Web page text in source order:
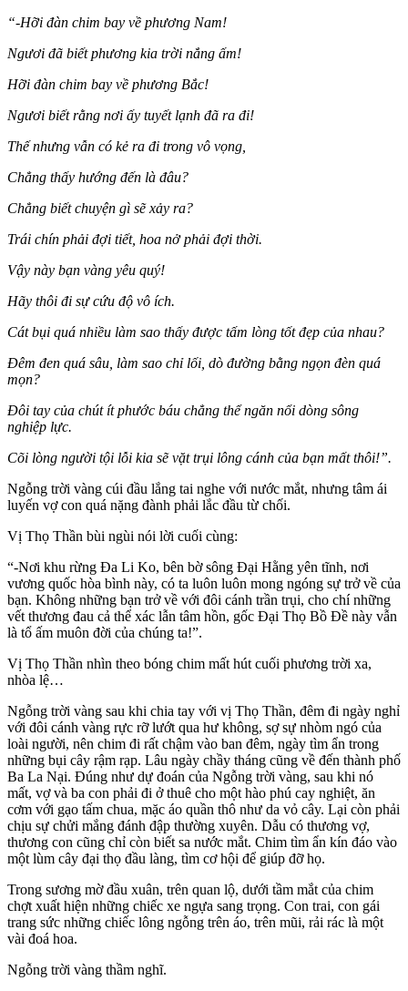
“-Hỡi đàn chim bay về phương Nam!
Ngươi đã biết phương kia trời nắng ấm!
Hỡi đàn chim bay về phương Bắc!
Ngươi biết rằng nơi ấy tuyết lạnh đã ra đi!
Thế nhưng vẫn có kẻ ra đi trong vô vọng,
Chẳng thấy hướng đến là đâu?
Chẳng biết chuyện gì sẽ xảy ra?
Trái chín phải đợi tiết, hoa nở phải đợi thời.
Vậy này bạn vàng yêu quý!
Hãy thôi đi sự cứu độ vô ích.
Cát bụi quá nhiều làm sao thấy được tấm lòng tốt đẹp của nhau?
Ðêm đen quá sâu, làm sao chỉ lối, dò đường bằng ngọn đèn quá
mọn?
Ðôi tay của chút ít phước báu chẳng thể ngăn nổi dòng sông
nghiệp lực.
Cõi lòng người tội lỗi kia sẽ vặt trụi lông cánh của bạn mất thôi!”.
Ngỗng trời vàng cúi đầu lắng tai nghe với nước mắt, nhưng tâm ái
luyến vợ con quá nặng đành phải lắc đầu từ chối.
Vị Thọ Thần bùi ngùi nói lời cuối cùng:
“-Nơi khu rừng Ða Li Ko, bên bờ sông Ðại Hằng yên tĩnh, nơi
vương quốc hòa bình này, có ta luôn luôn mong ngóng sự trở về của
bạn. Không những bạn trở về với đôi cánh trần trụi, cho chí những
vết thương đau cả thể xác lẫn tâm hồn, gốc Ðại Thọ Bồ Ðề này vẫn
là tổ ấm muôn đời của chúng ta!”.
Vị Thọ Thần nhìn theo bóng chim mất hút cuối phương trời xa,
nhòa lệ…
Ngỗng trời vàng sau khi chia tay với vị Thọ Thần, đêm đi ngày nghỉ
với đôi cánh vàng rực rỡ lướt qua hư không, sợ sự nhòm ngó của
loài người, nên chim đi rất chậm vào ban đêm, ngày tìm ẩn trong
những bụi cây rậm rạp. Lâu ngày chầy tháng cũng về đến thành phố
Ba La Nại. Ðúng như dự đoán của Ngỗng trời vàng, sau khi nó
mất, vợ và ba con phải đi ở thuê cho một hào phú cay nghiệt, ăn
cơm với gạo tấm chua, mặc áo quần thô như da vỏ cây. Lại còn phải
chịu sự chửi mắng đánh đập thường xuyên. Dẫu có thương vợ,
thương con cũng chỉ còn biết sa nước mắt. Chim tìm ẩn kín đáo vào
một lùm cây đại thọ đầu làng, tìm cơ hội để giúp đỡ họ.
Trong sương mờ đầu xuân, trên quan lộ, dưới tầm mắt của chim
chợt xuất hiện những chiếc xe ngựa sang trọng. Con trai, con gái
trang sức những chiếc lông ngỗng trên áo, trên mũi, rải rác là một
vài đoá hoa.
Ngỗng trời vàng thầm nghĩ.